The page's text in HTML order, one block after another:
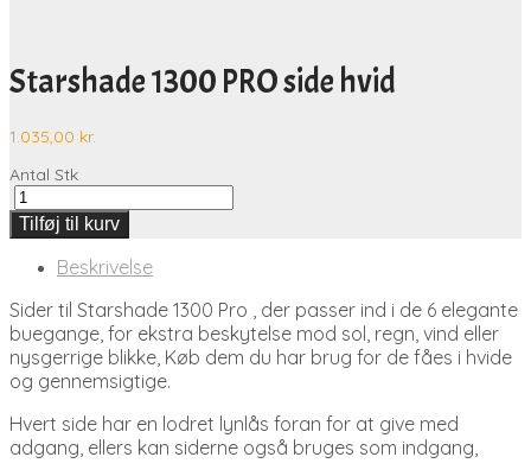
Starshade 1300 PRO side hvid
1.035,00 kr.
Antal Stk
Tilføj til kurv
Beskrivelse
Sider til Starshade 1300 Pro , der passer ind i de 6 elegante
buegange, for ekstra beskytelse mod sol, regn, vind eller
nysgerrige blikke, Køb dem du har brug for de fåes i hvide
og gennemsigtige.
Hvert side har en lodret lynlås foran for at give med
adgang, ellers kan siderne også bruges som indgang,